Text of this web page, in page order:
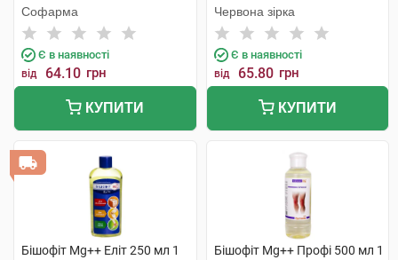
Софарма
Є в наявності
від 64.10 грн
КУПИТИ
Червона зірка
Є в наявності
від 65.80 грн
КУПИТИ
Бішофіт Mg++ Еліт 250 мл 1
Бішофіт Mg++ Профі 500 мл 1